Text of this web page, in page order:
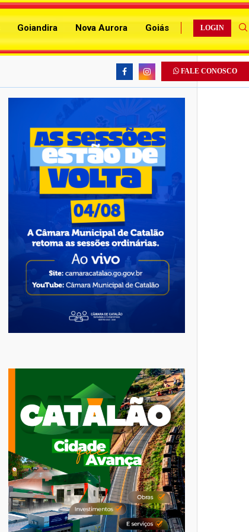
Goiandira Nova Aurora Goiás LOGIN
FALE CONOSCO